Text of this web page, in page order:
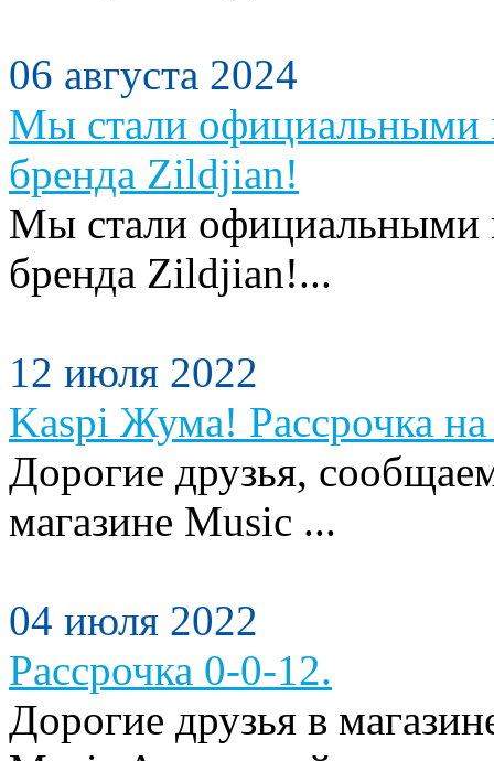
06 августа 2024
Мы стали официальными
бренда Zildjian!
Мы стали официальными
бренда Zildjian!...
12 июля 2022
Kaspi Жума! Рассрочка на
Дорогие друзья,
магазине Music ...
04 июля 2022
Рассрочка 0-0-12.
Дорогие друзья в